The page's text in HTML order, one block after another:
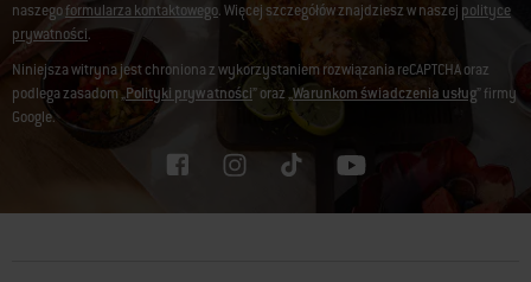
naszegoformularza kontaktowego. Więcej szczegółów znajdziesz w naszej polityce
prywatności.
Niniejsza witryna jest chroniona z wykorzystaniem rozwiązania reCAPTCHA oraz
podlega zasadom „Polityki prywatności” oraz „Warunkom świadczenia usług” firmy
Google.